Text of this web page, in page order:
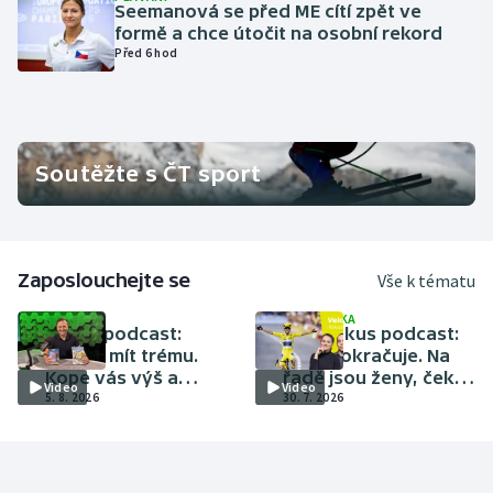
pěti soutěžních startech tak zaznamenal čtyři branky
Seemanová se před ME cítí zpět ve
formě a chce útočit na osobní rekord
Před 6 hod
Soutěžte s ČT sport
Zaposlouchejte se Vše k tématu
Video
OSTATNÍ
Fokus podcast:
Musíte mít trému.
Kope vás výš a
uchovává energii,
5. 8. 2026
Video
CYKLISTIKA
Velo fokus podcast:
Tour pokračuje. Na
řadě jsou ženy, čeká
je Mont Ventoux
30. 7. 2026